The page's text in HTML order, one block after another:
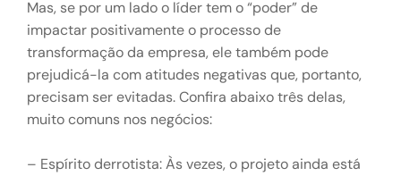
Mas, se por um lado o líder tem o “poder” de
impactar positivamente o processo de
transformação da empresa, ele também pode
prejudicá-la com atitudes negativas que, portanto,
precisam ser evitadas. Confira abaixo três delas,
muito comuns nos negócios:
– Espírito derrotista: Às vezes, o projeto ainda está